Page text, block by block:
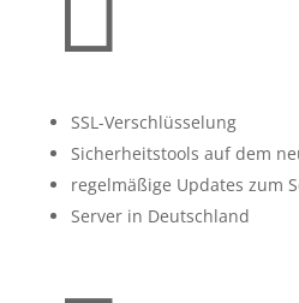
SSL-Verschlüsselung
Sicherheitstools auf dem
regelmäßige Updates zum
Server in Deutschland